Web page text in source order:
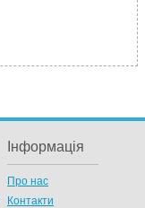
Інформація
Про нас
Контакти